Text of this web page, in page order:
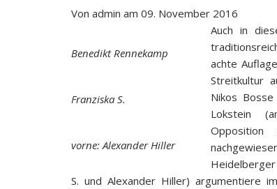
Von admin am 09. November 2016
Benedikt Rennekamp
Franziska S.
vorne: Alexander Hiller
Auch in
achte
Streitkultur
Nikos
Lokstein
Opposition
S. und Alexander Hiller) argumentiere